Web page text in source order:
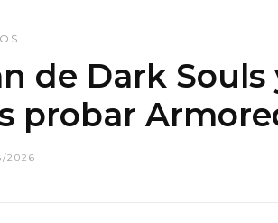
de Dark
probar
2026